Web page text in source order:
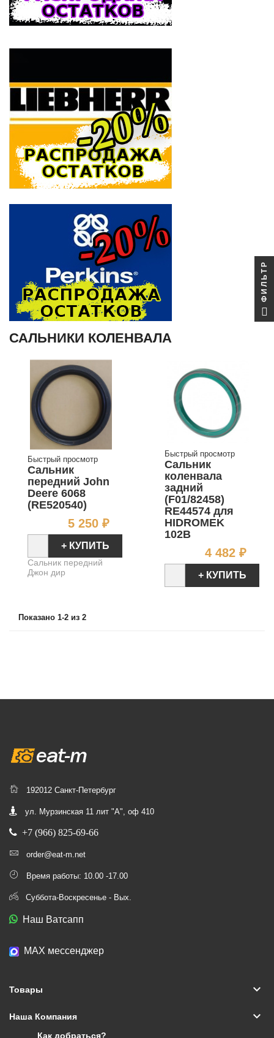
САЛЬНИКИ КОЛЕНВАЛА
Быстрый просмотр
Сальник
передний John
Deere 6068
(RE520540)
5 250 ₽Цена
+ КУПИТЬ
Сальник передний
Джон дир
Быстрый просмотр
Сальник
коленвала
задний
(F01/82458)
RE44574 для
HIDROMEK
102B
4 482 ₽
+ КУПИТЬ
Показано 1-2 из 2
192012 Санкт-Петербург
ул. Мурзинская 11 лит "А", оф 410
+7 (966) 825-69-66
order@eat-m.net
Время работы: 10.00 -17.00
Суббота-Воскресенье - Вых.
Наш Ватсапп
МАХ мессенджер
Товары keyboard_arrow_down
Наша Компания keyboard_arrow_down
Как добраться?
ФИЛЬТР